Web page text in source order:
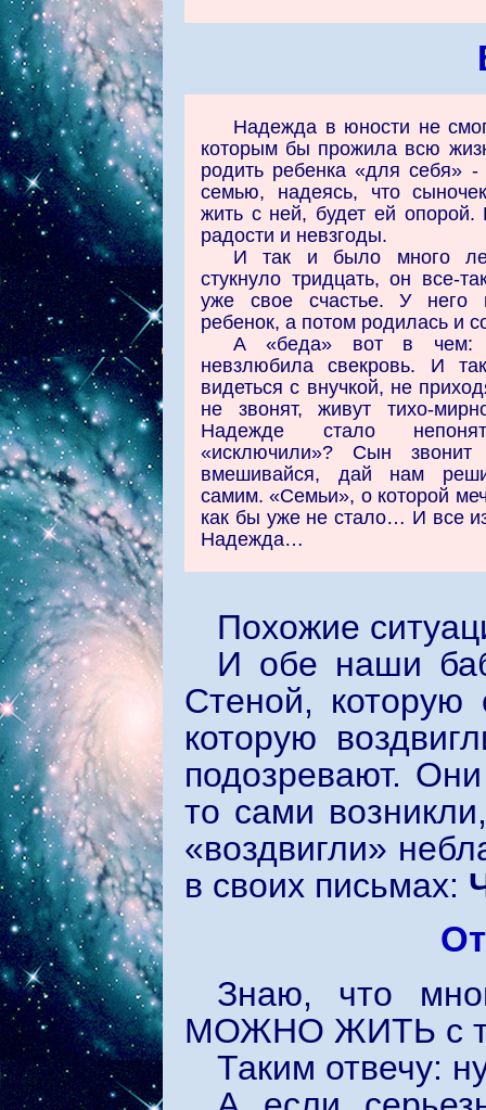
Надежда в юности не
которым бы прожила всю
родить ребенка «для себя»
семью, надеясь, что
жить с ней, будет ей опорой.
радости и невзгоды.
И так и было много
стукнуло тридцать, он все-
уже свое счастье. У него
ребенок, а потом родилась и
А «беда» вот в чем:
невзлюбила свекровь. И
видеться с внучкой, не
не звонят, живут тихо-
Надежде стало
«исключили»? Сын
вмешивайся, дай нам
самим. «Семьи», о которой
как бы уже не стало… И все
Надежда…
Похожие
И обе наши
Стеной, которую
которую
подозревают.
то сами
«воздвигли»
в своих письмах:
Знаю, что
МОЖНО ЖИТЬ с
Таким отвечу: